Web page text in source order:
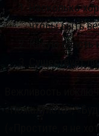
Насколько
чтобы быть
Какую
Существует
Вежливость
«Пожалуйста»,
(«Простите, я не